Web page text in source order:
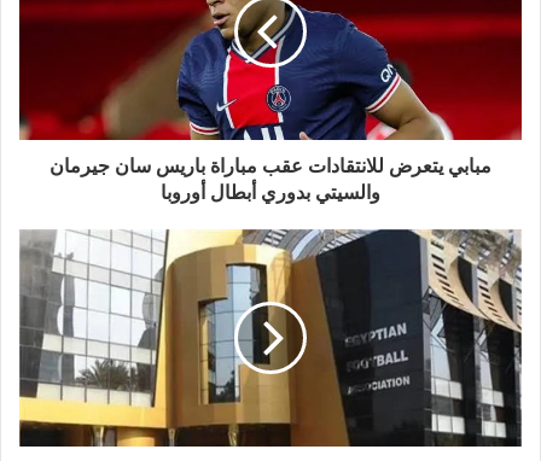
مبابي يتعرض للانتقادات عقب مباراة باريس سان جيرمان
والسيتي بدوري أبطال أوروبا